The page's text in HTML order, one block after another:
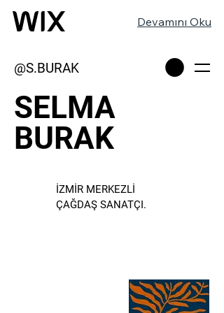
Devamını Oku